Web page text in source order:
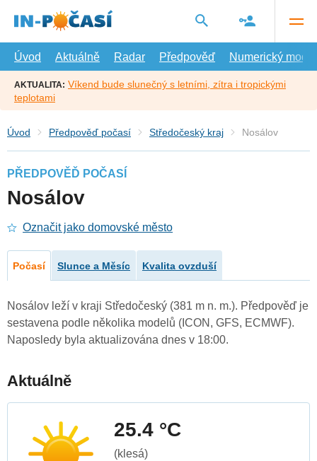
hlavní
Úvod
Aktuálně Radar Předpověď Numerický model
AKTUALITA: Víkend bude slunečný s letními, zítra i tropickými
teplotami
Úvod Předpověď počasí Středočeský kraj Nosálov
PŘEDPOVĚĎ POČASÍ
Nosálov
Označit jako domovské město
Počasí Slunce a Měsíc Kvalita ovzduší
Nosálov leží v kraji Středočeský (381 m n. m.). Předpověď je
sestavena podle několika modelů (ICON, GFS, ECMWF).
Naposledy byla aktualizována dnes v 18:00.
Aktuálně
25.4 °C
(klesá)